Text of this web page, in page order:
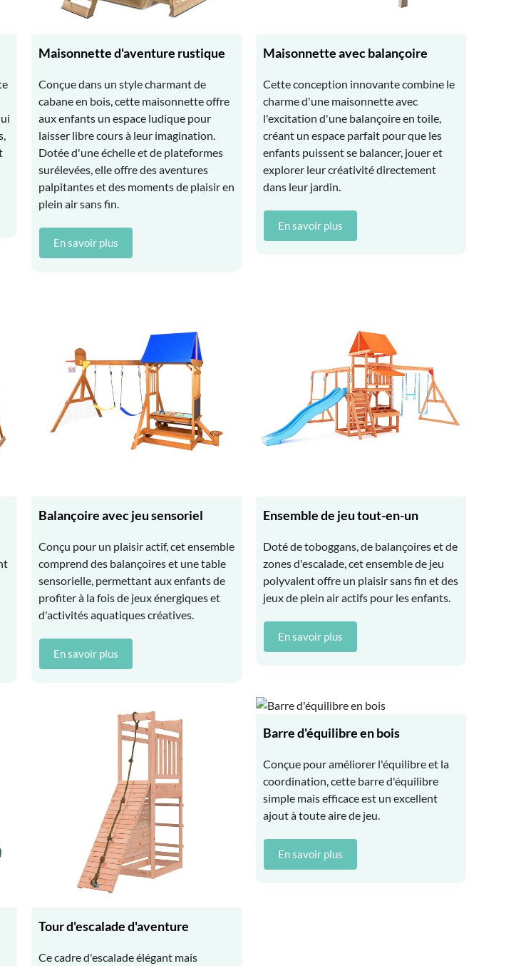
Maisonnette d'aventure rustique
Conçue dans un style charmant de
cabane en bois, cette maisonnette offre
aux enfants un espace ludique pour
laisser libre cours à leur imagination.
Dotée d'une échelle et de plateformes
surélevées, elle offre des aventures
palpitantes et des moments de plaisir en
plein air sans fin.
En savoir plus
Maisonnette avec balançoire
Cette conception innovante combine le
charme d'une maisonnette avec
l'excitation d'une balançoire en toile,
créant un espace parfait pour que les
enfants puissent se balancer, jouer et
explorer leur créativité directement
dans leur jardin.
En savoir plus
Balançoire avec jeu sensoriel
Conçu pour un plaisir actif, cet ensemble
comprend des balançoires et une table
sensorielle, permettant aux enfants de
profiter à la fois de jeux énergiques et
d'activités aquatiques créatives.
En savoir plus
Ensemble de jeu tout-en-un
Doté de toboggans, de balançoires et de
zones d'escalade, cet ensemble de jeu
polyvalent offre un plaisir sans fin et des
jeux de plein air actifs pour les enfants.
En savoir plus
Tour d'escalade d'aventure
Ce cadre d'escalade élégant mais
Barre d'équilibre en bois
Conçue pour améliorer l'équilibre et la
coordination, cette barre d'équilibre
simple mais efficace est un excellent
ajout à toute aire de jeu.
En savoir plus